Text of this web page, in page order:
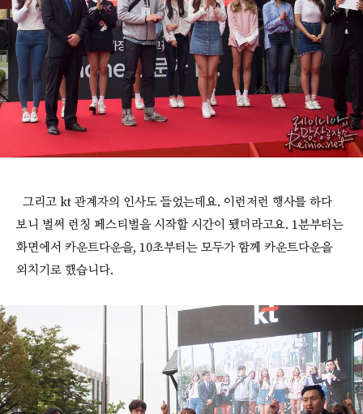
그리고 kt 관계자의 인사도 들었는데요. 이런저런 행사를 하다
보니 벌써 런칭 페스티벌을 시작할 시간이 됐더라고요. 1분부터는
화면에서 카운트다운을, 10초부터는 모두가 함께 카운트다운을
외치기로 했습니다.